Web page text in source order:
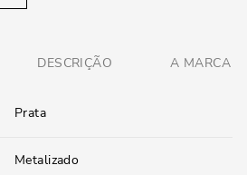
DESCRIÇÃO A MARCA
Prata
Metalizado